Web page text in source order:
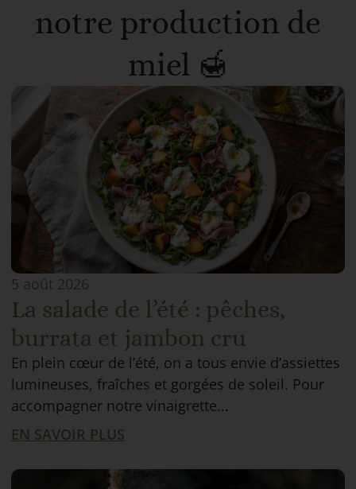
notre production de
miel 🍯
5 août 2026
La salade de l’été : pêches,
burrata et jambon cru
En plein cœur de l’été, on a tous envie d’assiettes
lumineuses, fraîches et gorgées de soleil. Pour
accompagner notre vinaigrette...
EN SAVOIR PLUS